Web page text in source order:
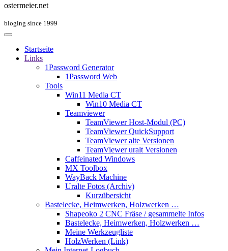
ostermeier.net
bloging since 1999
Startseite
Links
1Password Generator
1Password Web
Tools
Win11 Media CT
Win10 Media CT
Teamviewer
TeamViewer Host-Modul (PC)
TeamViewer QuickSupport
TeamViewer alte Versionen
TeamViewer uralt Versionen
Caffeinated Windows
MX Toolbox
WayBack Machine
Uralte Fotos (Archiv)
Kurzübersicht
Bastelecke, Heimwerken, Holzwerken …
Shapeoko 2 CNC Fräse / gesammelte Infos
Bastelecke, Heimwerken, Holzwerken …
Meine Werkzeugliste
HolzWerken (Link)